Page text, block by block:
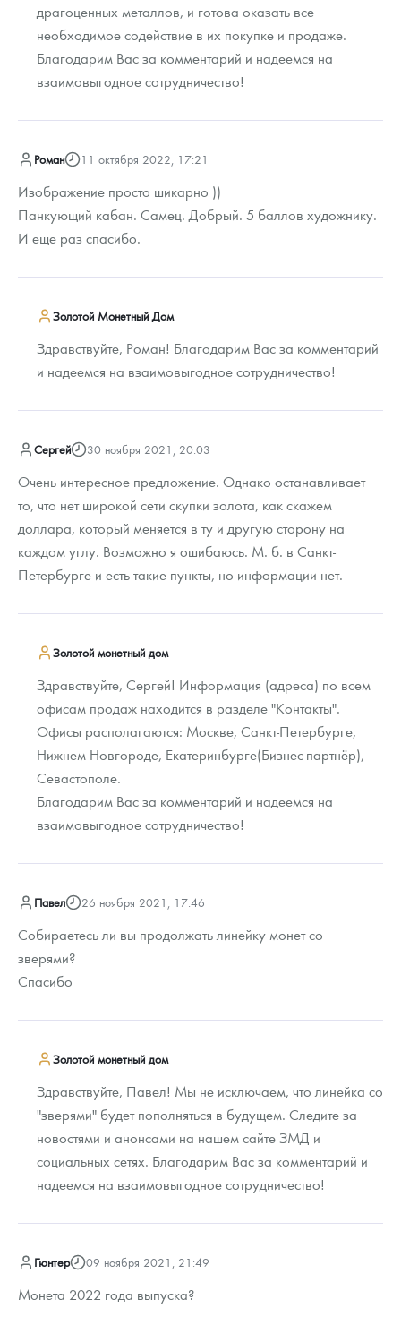
драгоценных металлов, и готова оказать все
необходимое содействие в их покупке и продаже.
Благодарим Вас за комментарий и надеемся на
взаимовыгодное сотрудничество!
Роман 11 октября 2022, 17:21
Изображение просто шикарно ))
Панкующий кабан. Самец. Добрый. 5 баллов художнику.
И еще раз спасибо.
Золотой Монетный Дом
Здравствуйте, Роман! Благодарим Вас за комментарий
и надеемся на взаимовыгодное сотрудничество!
Сергей 30 ноября 2021, 20:03
Очень интересное предложение. Однако останавливает
то, что нет широкой сети скупки золота, как скажем
доллара, который меняется в ту и другую сторону на
каждом углу. Возможно я ошибаюсь. М. б. в Санкт-
Петербурге и есть такие пункты, но информации нет.
Золотой монетный дом
Здравствуйте, Сергей! Информация (адреса) по всем
офисам продаж находится в разделе "Контакты".
Офисы располагаются: Москве, Санкт-Петербурге,
Нижнем Новгороде, Екатеринбурге(Бизнес-партнёр),
Севастополе.
Благодарим Вас за комментарий и надеемся на
взаимовыгодное сотрудничество!
Павел 26 ноября 2021, 17:46
Собираетесь ли вы продолжать линейку монет со
зверями?
Спасибо
Золотой монетный дом
Здравствуйте, Павел! Мы не исключаем, что линейка со
"зверями" будет пополняться в будущем. Следите за
новостями и анонсами на нашем сайте ЗМД и
социальных сетях. Благодарим Вас за комментарий и
надеемся на взаимовыгодное сотрудничество!
Гюнтер 09 ноября 2021, 21:49
Монета 2022 года выпуска?